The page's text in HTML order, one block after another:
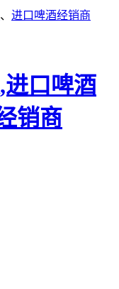
、 进口啤酒经销商